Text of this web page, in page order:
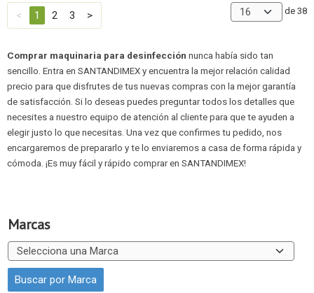
Marcas
< 1 2 3 > de 38
Comprar maquinaria para desinfección nunca había sido tan
sencillo. Entra en SANTANDIMEX y encuentra la mejor relación calidad
precio para que disfrutes de tus nuevas compras con la mejor garantía
de satisfacción. Si lo deseas puedes preguntar todos los detalles que
necesites a nuestro equipo de atención al cliente para que te ayuden a
elegir justo lo que necesitas. Una vez que confirmes tu pedido, nos
encargaremos de prepararlo y te lo enviaremos a casa de forma rápida y
cómoda. ¡Es muy fácil y rápido comprar en SANTANDIMEX!